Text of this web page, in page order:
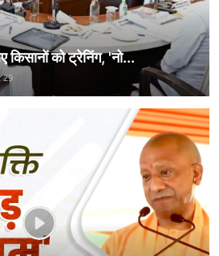
किसानों को ट्रेनिंग, 'नो...
29